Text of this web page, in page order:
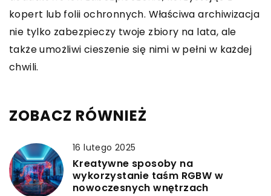
kopert lub folii ochronnych. Właściwa archiwizacja
nie tylko zabezpieczy twoje zbiory na lata, ale
także umożliwi cieszenie się nimi w pełni w każdej
chwili.
ZOBACZ RÓWNIEŻ
16 lutego 2025
Kreatywne sposoby na
wykorzystanie taśm RGBW w
nowoczesnych wnętrzach